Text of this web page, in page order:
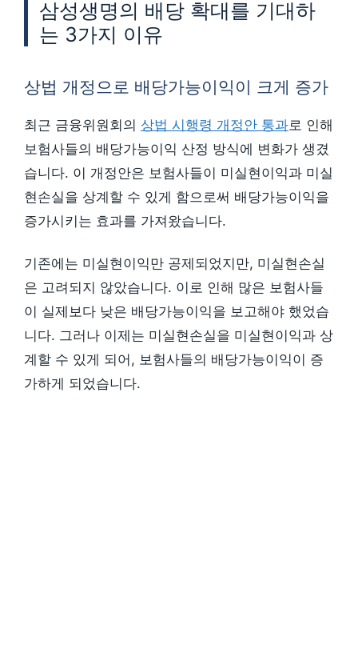
삼성생명의 배당 확대를 기대하
는 3가지 이유
상법 개정으로 배당가능이익이 크게 증가
최근 금융위원회의 상법 시행령 개정안 통과로 인해
보험사들의 배당가능이익 산정 방식에 변화가 생겼
습니다. 이 개정안은 보험사들이 미실현이익과 미실
현손실을 상계할 수 있게 함으로써 배당가능이익을
증가시키는 효과를 가져왔습니다.
기존에는 미실현이익만 공제되었지만, 미실현손실
은 고려되지 않았습니다. 이로 인해 많은 보험사들
이 실제보다 낮은 배당가능이익을 보고해야 했었습
니다. 그러나 이제는 미실현손실을 미실현이익과 상
계할 수 있게 되어, 보험사들의 배당가능이익이 증
가하게 되었습니다.